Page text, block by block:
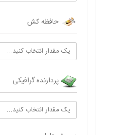
حافظه کش
پردازنده گرافیکی